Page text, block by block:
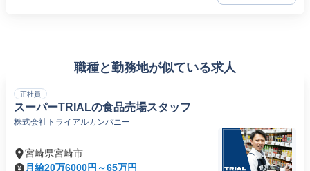
職種と勤務地が似ている求人
正社員
スーパーTRIALの食品売場スタッフ
株式会社トライアルカンパニー
宮崎県宮崎市
月給20万6000円～65万円